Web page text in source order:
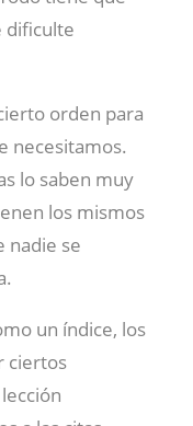
dificulte
orden para
necesitamos.
lo saben muy
los mismos
nadie se
un índice, los
ciertos